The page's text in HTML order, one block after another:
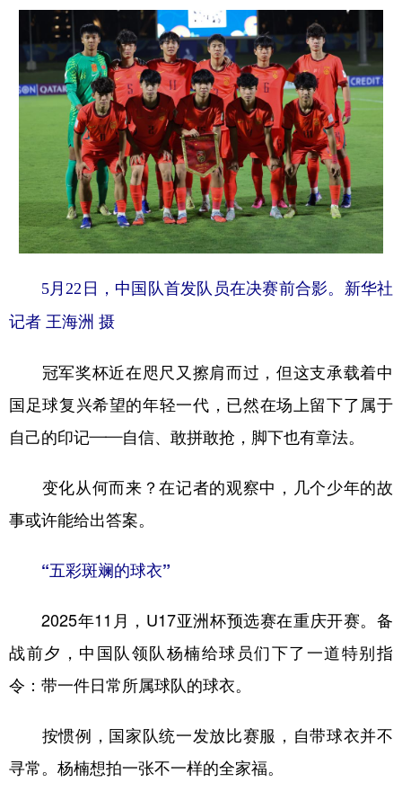
学术中国 乡村振兴 银龄 溯源中国
城市 旅游 能源 会展
彩票 娱乐 时尚 悦读
公益 一带一路 亚太网 上市公司
文化产业
地方频道
北京 天津 河北 山西
辽宁
浙江 安徽 福建 江西
山东 河南 湖北 湖南
广东 广西 海南 重庆
四川 贵州 云南 西藏
陕西
多语种频道
English Español Français عربى
Deutsch Português
5月22日，中国队首发队员在决赛前合影。新华社
记者 王海洲 摄
冠军奖杯近在咫尺又擦肩而过，但这支承载着中
国足球复兴希望的年轻一代，已然在场上留下了属于
自己的印记——自信、敢拼敢抢，脚下也有章法。
变化从何而来？在记者的观察中，几个少年的故
事或许能给出答案。
“五彩斑斓的球衣”
2025年11月，U17亚洲杯预选赛在重庆开赛。备
战前夕，中国队领队杨楠给球员们下了一道特别指
令：带一件日常所属球队的球衣。
按惯例，国家队统一发放比赛服，自带球衣并不
寻常。杨楠想拍一张不一样的全家福。